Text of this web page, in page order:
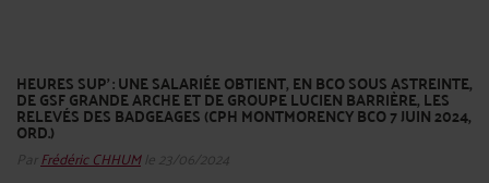
HEURES SUP’ : UNE SALARIÉE OBTIENT, EN BCO SOUS ASTREINTE,
DE GSF GRANDE ARCHE ET DE GROUPE LUCIEN BARRIÈRE, LES
RELEVÉS DES BADGEAGES (CPH MONTMORENCY BCO 7 JUIN 2024,
ORD.)
Par Frédéric CHHUMle 23/06/2024